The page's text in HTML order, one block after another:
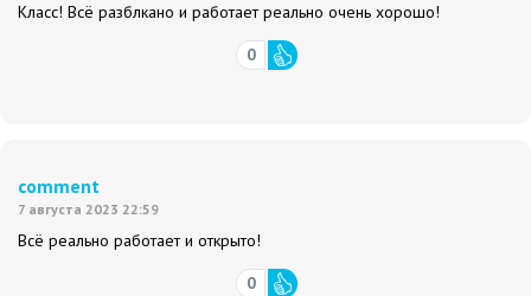
Класс! Всё разблкано и работает реально очень хорошо!
0
comment
7 августа 2023 22:59
Всё реально работает и открыто!
0